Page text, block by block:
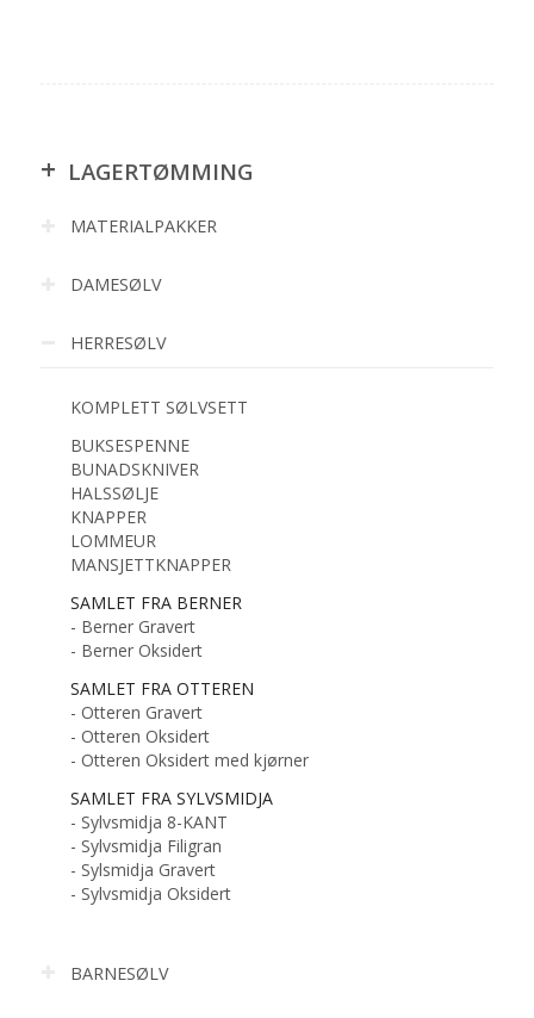
+ LAGERTØMMING
MATERIALPAKKER
DAMESØLV
HERRESØLV
KOMPLETT SØLVSETT
BUKSESPENNE
BUNADSKNIVER
HALSSØLJE
KNAPPER
LOMMEUR
MANSJETTKNAPPER
SAMLET FRA BERNER
- Berner Gravert
- Berner Oksidert
SAMLET FRA OTTEREN
- Otteren Gravert
- Otteren Oksidert
- Otteren Oksidert med kjørner
SAMLET FRA SYLVSMIDJA
- Sylvsmidja 8-KANT
- Sylvsmidja Filigran
- Sylsmidja Gravert
- Sylvsmidja Oksidert
BARNESØLV